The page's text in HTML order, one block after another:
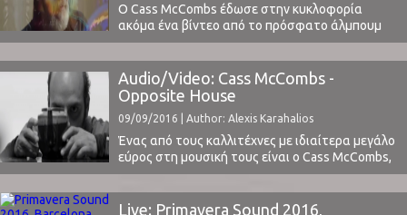
Ο Cass McCombs έδωσε στην κυκλοφορία
ακόμα ένα βίντεο από το πρόσφατο άλμπουμ
του, Mangy Love.Έτσι, περίπου έναν μήνα μετά
το Opposite House, έχουμε το βίντεο από το
Laughter Is The Best Medicine, σε σκηνοθεσία
Andrew Costigan, το οποίο μπορείτε να δείτε
παρακάτω: ⁪ Να θυμίσουμε ότι τον McCombs
τον είχαμε δει ...
Audio/Video: Cass McCombs -
Opposite House
09/09/2016 | Author: Alexis Karahalios
Ένας από τους καλλιτέχνες με ιδιαίτερα μεγάλο
εύρος στη μουσική τους είναι ο Cass McCombs,
ο οποίος λίγους μήνες μετά την εμφάνισή του
στο Release Athens Festival 2016 (διαβάστε την
κριτική μας εδώ), έδωσε στην κυκλοφορία το
Live: Primavera Sound 2016,